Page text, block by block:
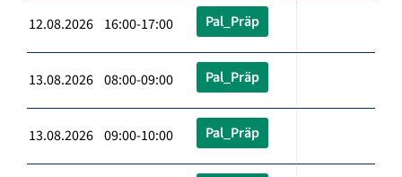
12.08.2026 16:00-17:00 Pal_Präp
13.08.2026 08:00-09:00 Pal_Präp
13.08.2026 09:00-10:00 Pal_Präp